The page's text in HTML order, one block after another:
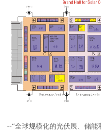
--“全球规模化的光伏展、储能